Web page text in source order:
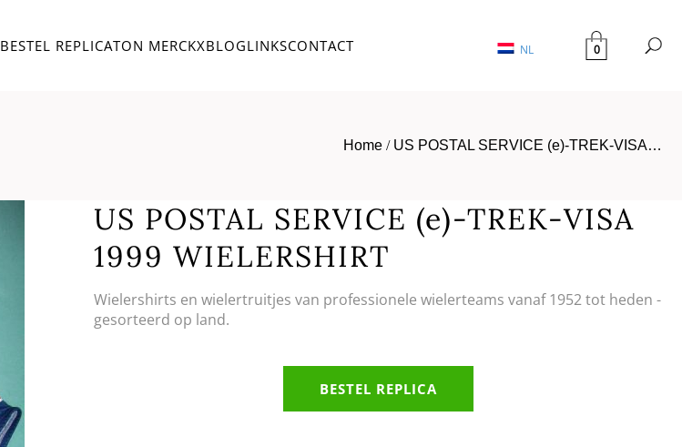
BESTEL REPLICATON MERCKXBLOGLINKSCONTACT NL 0
Home / US POSTAL SERVICE (e)-TREK-VISA…
US POSTAL SERVICE (e)-TREK-VISA
1999 WIELERSHIRT
Wielershirts en wielertruitjes van professionele wielerteams vanaf 1952 tot heden -
gesorteerd op land.
BESTEL REPLICA